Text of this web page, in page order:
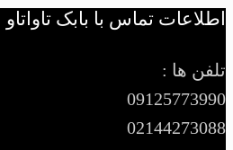
اطلاعات تماس با بابک تاواتاو
تلفن ها :
09125773990
02144273088